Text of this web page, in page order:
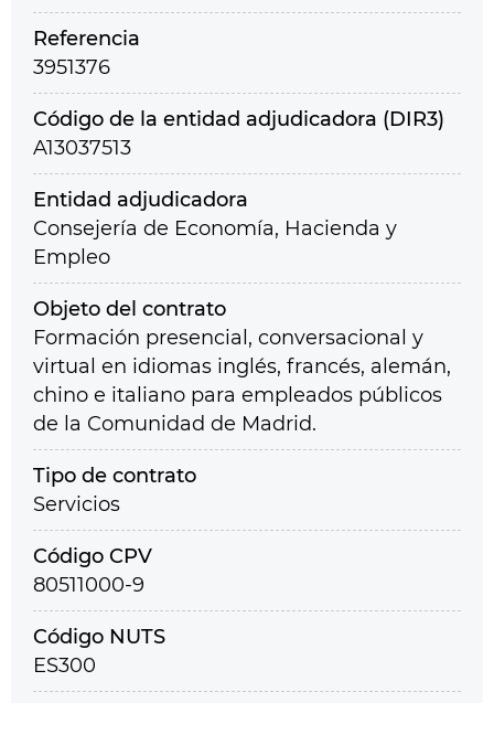
Referencia
3951376
Código de la entidad adjudicadora (DIR3)
A13037513
Entidad adjudicadora
Consejería de Economía, Hacienda y
Empleo
Objeto del contrato
Formación presencial, conversacional y
virtual en idiomas inglés, francés, alemán,
chino e italiano para empleados públicos
de la Comunidad de Madrid.
Tipo de contrato
Servicios
Código CPV
80511000-9
Código NUTS
ES300